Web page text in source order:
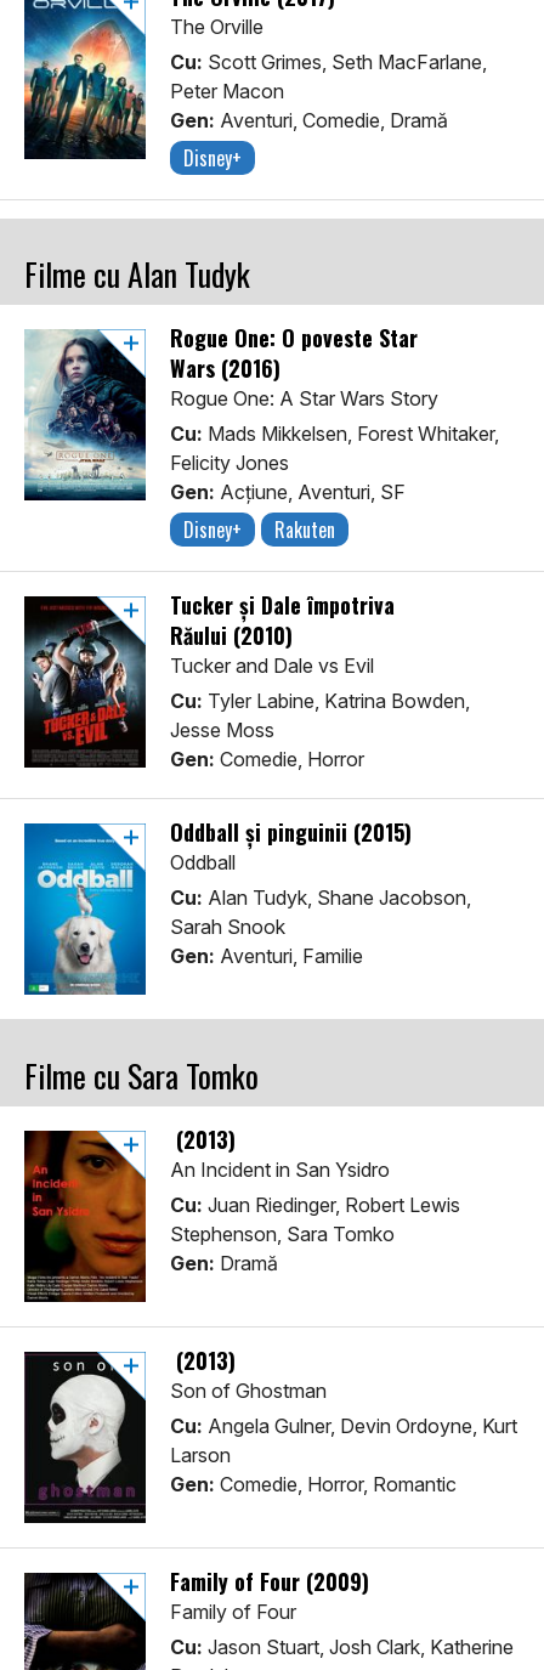
The Orville
Cu: Scott Grimes, Seth MacFarlane,
Peter Macon
Gen: Aventuri, Comedie, Dramă
Disney+
Filme cu Alan Tudyk
Rogue One: O poveste Star
Wars (2016)
Rogue One: A Star Wars Story
Cu: Mads Mikkelsen, Forest Whitaker,
Felicity Jones
Gen: Acţiune, Aventuri, SF
Disney+ Rakuten
Tucker și Dale împotriva
Răului (2010)
Tucker and Dale vs Evil
Cu: Tyler Labine, Katrina Bowden,
Jesse Moss
Gen: Comedie, Horror
Oddball și pinguinii (2015)
Oddball
Cu: Alan Tudyk, Shane Jacobson,
Sarah Snook
Gen: Aventuri, Familie
Filme cu Sara Tomko
(2013)
An Incident in San Ysidro
Cu: Juan Riedinger, Robert Lewis
Stephenson, Sara Tomko
Gen: Dramă
(2013)
Son of Ghostman
Cu: Angela Gulner, Devin Ordoyne, Kurt
Larson
Gen: Comedie, Horror, Romantic
Family of Four (2009)
Family of Four
Cu: Jason Stuart, Josh Clark, Katherine